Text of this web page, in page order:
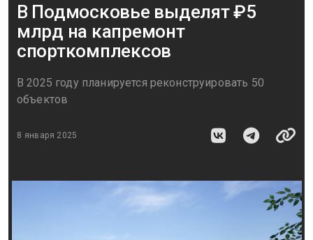
В Подмосковье выделят ₽5
млрд на капремонт
спорткомплексов
В 2025 году планируется реконструировать 50
объектов
8 января 2025